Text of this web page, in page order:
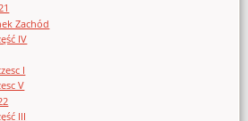
Zachód
IV
I
V
III